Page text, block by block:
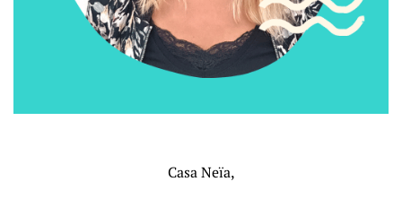
Casa Neïa,